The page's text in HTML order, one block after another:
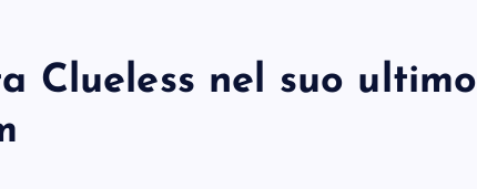
Clueless nel suo ultimo